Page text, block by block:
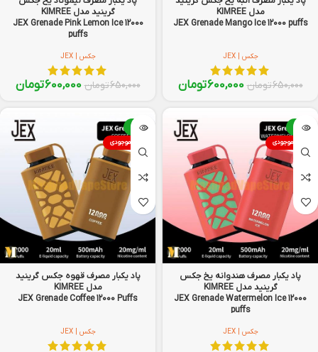
مدل KIMREE
JEX Grenade Mango Ice 12000 puffs
جکس | JEX
650,000تومان 600,000تومان
گرینید مدل KIMREE
JEX Grenade Pink Lemon Ice 12000
puffs
جکس | JEX
650,000تومان 600,000تومان
-8%
اتمام موجودی
پاد یکبار مصرف هندوانه یخ جکس
گرینید مدل KIMREE
JEX Grenade Watermelon Ice 12000
puffs
جکس | JEX
-8%
اتمام موجودی
پاد یکبار مصرف قهوه جکس گرینید
مدل KIMREE
JEX Grenade Coffee 12000 Puffs
جکس | JEX